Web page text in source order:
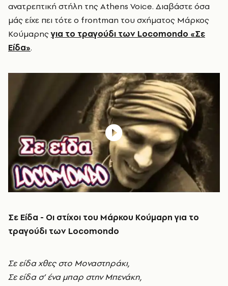
ανατρεπτική στήλη της Athens Voice. Διαβάστε όσα
μάς είχε πει τότε ο frontman του σχήματος Μάρκος
Κούμαρηςγια το τραγούδι των Locomondo «Σε
Είδα».
Σε Είδα - Οι στίχοι του Μάρκου Κούμαρη για το
τραγούδι των Locomondo
Σε είδα χθες στο Mοναστηράκι,
Σε είδα σ’ ένα μπαρ στην Mπενάκη,